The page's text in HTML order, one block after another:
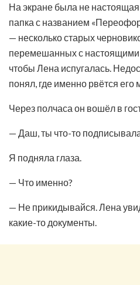
На экране была не
папка с названием
— несколько старых
перемешанных с настоящими
чтобы Лена испугалась.
понял, где именно рвётся его
Через полчаса он вошёл в
— Даш, ты что-то
Я подняла глаза.
— Что именно?
— Не прикидывайся. Лена
какие-то документы.